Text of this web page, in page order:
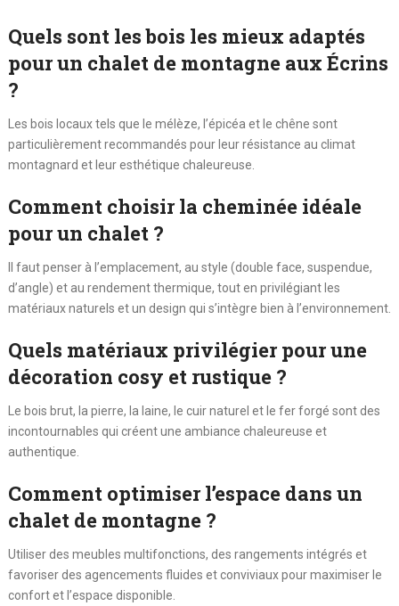
Quels sont les bois les mieux adaptés
pour un chalet de montagne aux Écrins
?
Les bois locaux tels que le mélèze, l’épicéa et le chêne sont
particulièrement recommandés pour leur résistance au climat
montagnard et leur esthétique chaleureuse.
Comment choisir la cheminée idéale
pour un chalet ?
Il faut penser à l’emplacement, au style (double face, suspendue,
d’angle) et au rendement thermique, tout en privilégiant les
matériaux naturels et un design qui s’intègre bien à l’environnement.
Quels matériaux privilégier pour une
décoration cosy et rustique ?
Le bois brut, la pierre, la laine, le cuir naturel et le fer forgé sont des
incontournables qui créent une ambiance chaleureuse et
authentique.
Comment optimiser l’espace dans un
chalet de montagne ?
Utiliser des meubles multifonctions, des rangements intégrés et
favoriser des agencements fluides et conviviaux pour maximiser le
confort et l’espace disponible.